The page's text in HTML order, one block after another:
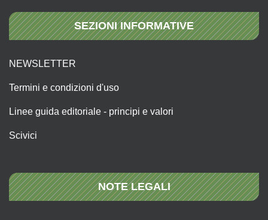
SEZIONI INFORMATIVE
NEWSLETTER
Termini e condizioni d'uso
Linee guida editoriale - principi e valori
Scivici
NOTE LEGALI